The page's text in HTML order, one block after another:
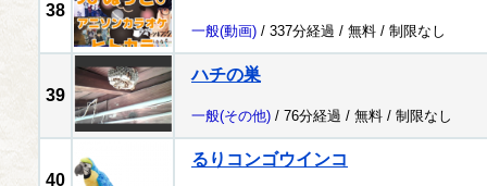
38
一般(動画) / 337分経過 / 無料 / 制限なし
39
ハチの巣
一般(その他) / 76分経過 / 無料 / 制限なし
40
るりコンゴウインコ